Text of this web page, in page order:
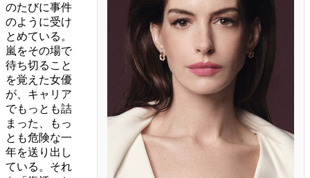
のたびに事件
のように受け
とめている。
嵐をその場で
待ち切ること
を覚えた女優
が、キャリア
でもっとも詰
まった、もっ
とも危険な一
年を送り出し
ている。それ